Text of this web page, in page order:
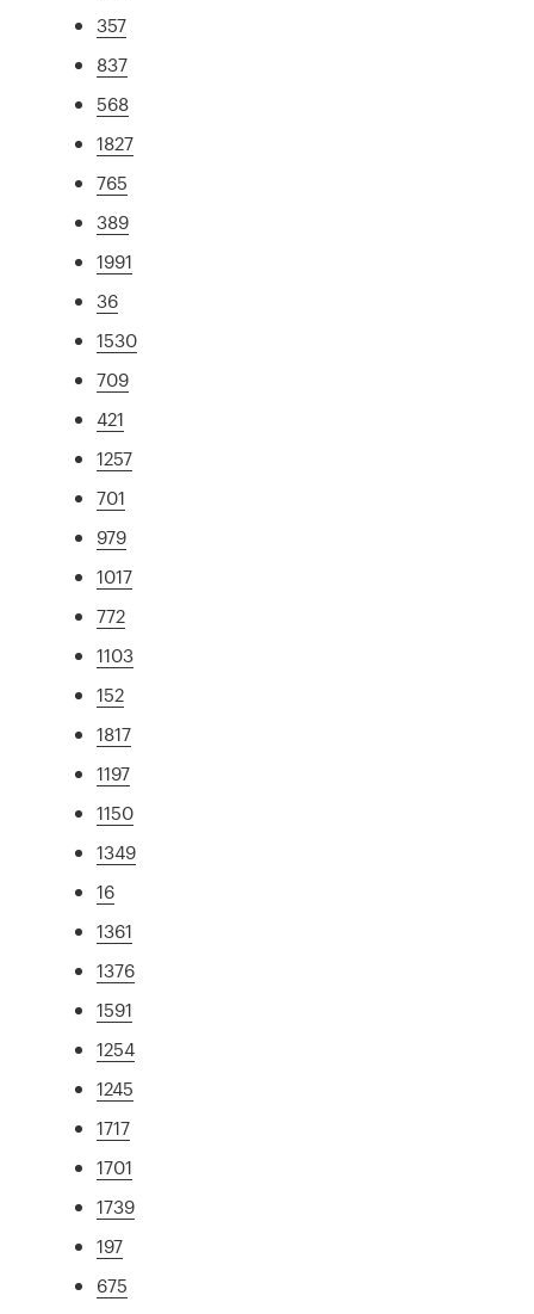
357
837
568
1827
765
389
1991
36
1530
709
421
1257
701
979
1017
772
1103
152
1817
1197
1150
1349
16
1361
1376
1591
1254
1245
1717
1701
1739
197
675